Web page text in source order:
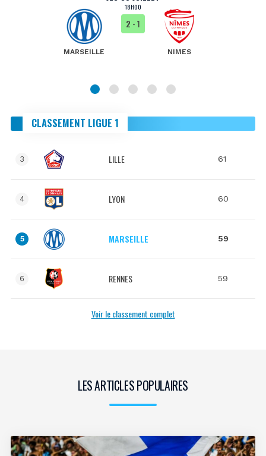
18H00
MARSEILLE
2 - 1
NIMES
CLASSEMENT LIGUE 1
3 LILLE 61
4 LYON 60
5 MARSEILLE 59
6 RENNES 59
Voir le classement complet
LES ARTICLES POPULAIRES